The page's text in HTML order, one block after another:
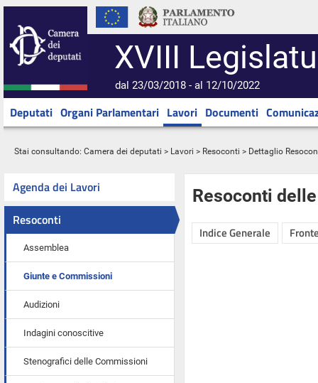
XVIII
dal 23/03/2018 - al 12/10/2022
Deputati Organi Parlamentari Lavori Documenti
Stai consultando: Camera dei deputati > Lavori > Resoconti > Dettaglio
Agenda dei Lavori
Resoconti
Assemblea
Giunte e Commissioni
Audizioni
Indagini conoscitive
Stenografici delle Commissioni
Resoconti
Indice Generale